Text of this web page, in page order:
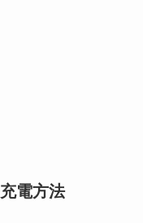
電方法